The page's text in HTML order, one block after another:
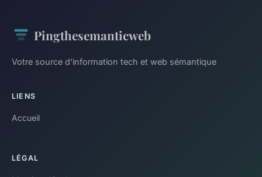
Pingthesemanticweb
Votre source d'information tech et web sémantique
LIENS
Accueil
LÉGAL